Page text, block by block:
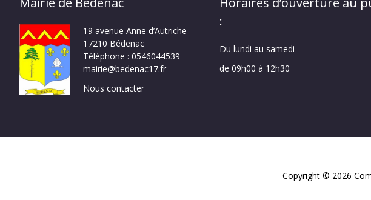
19 avenue Anne d’Autriche
17210 Bédenac
Téléphone : 0546044539
mairie@bedenac17.fr
Nous contacter
:
Du lundi au samedi
de 09h00 à 12h30
Copyright © 2026